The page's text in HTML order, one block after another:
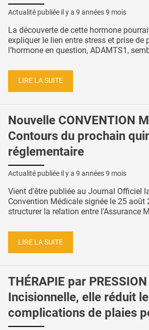
Actualité publiée il y a 9 années 9 mois
La découverte de cette hormone
expliquer le lien entre stress et prise de
l’hormone en question, ADAMTS1,
LIRE LA SUITE
Nouvelle CONVENTION
Contours du prochain
réglementaire
Actualité publiée il y a 9 années 9 mois
Vient d'être publiée au Journal Officiel
Convention Médicale signée le 25 août
structurer la relation entre l'Assurance
LIRE LA SUITE
THÉRAPIE par
Incisionnelle, elle réduit
complications de plaies